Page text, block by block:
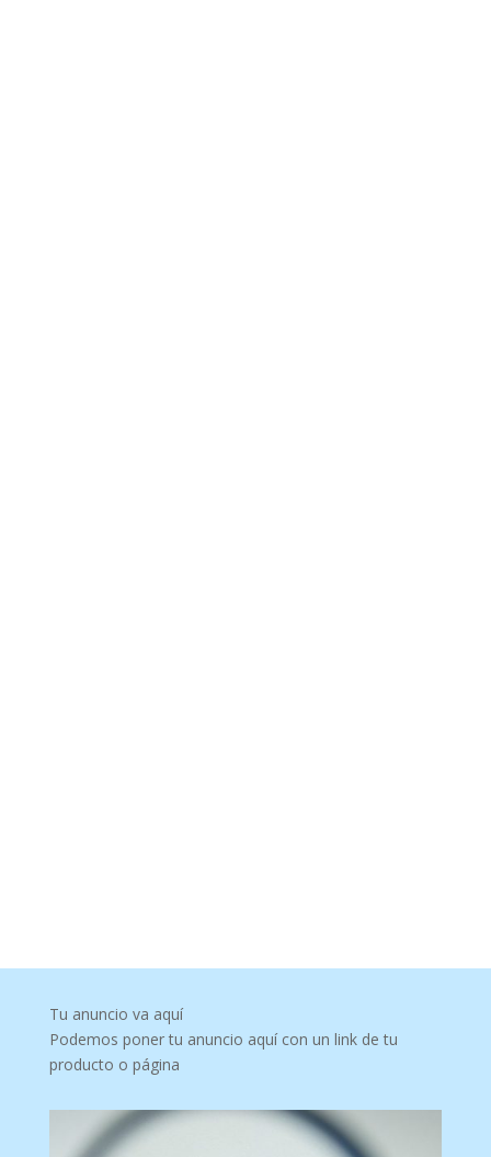
Tu anuncio va aquí
Podemos poner tu anuncio aquí con un link de tu
producto o página